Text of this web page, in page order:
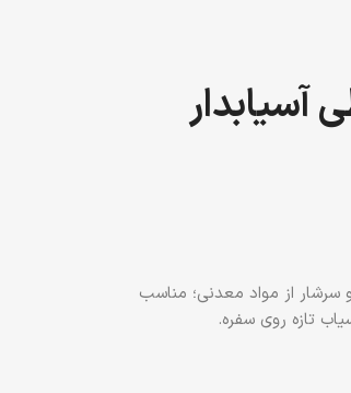
آسیابدار
300 گرم، طبیعی و سرشار از مواد معدنی؛ مناسب
تازه روی سفره.